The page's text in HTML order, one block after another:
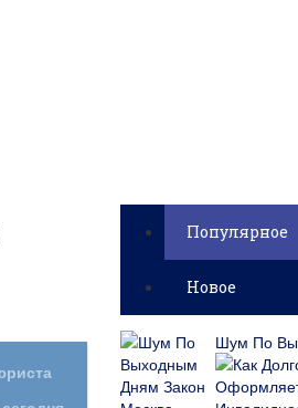
Популярное
Новое
Шум По